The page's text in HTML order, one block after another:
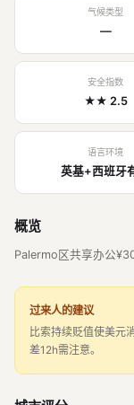
气候类型
—
安全指数
★★ 2.5
语言环境
英基+西班牙
概览
Palermo区共享办公
过来人的建议
比索持续贬值使美元
差12h需注意。